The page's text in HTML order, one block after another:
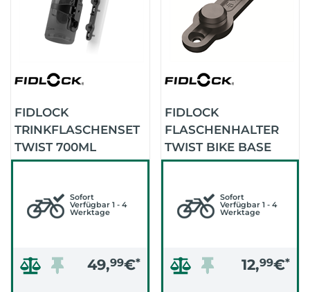
FIDLOCK
TRINKFLASCHENSET
TWIST 700ML
(SMOKE)
Sofort
Verfügbar 1 - 4
Werktage
49,99€*
FIDLOCK
FLASCHENHALTER
TWIST BIKE BASE
(SCHWARZ)
Sofort
Verfügbar 1 - 4
Werktage
12,99€*